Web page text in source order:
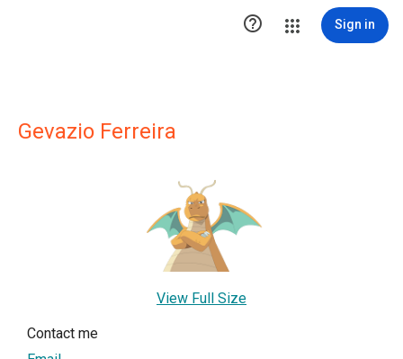
 Sign in
Gevazio Ferreira
View Full Size
Contact me